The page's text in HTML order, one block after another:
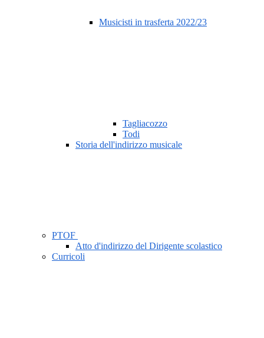
Musicisti in trasferta 2022/23
Tagliacozzo
Todi
Storia dell'indirizzo musicale
PTOF
Atto d'indirizzo del Dirigente scolastico
Curricoli